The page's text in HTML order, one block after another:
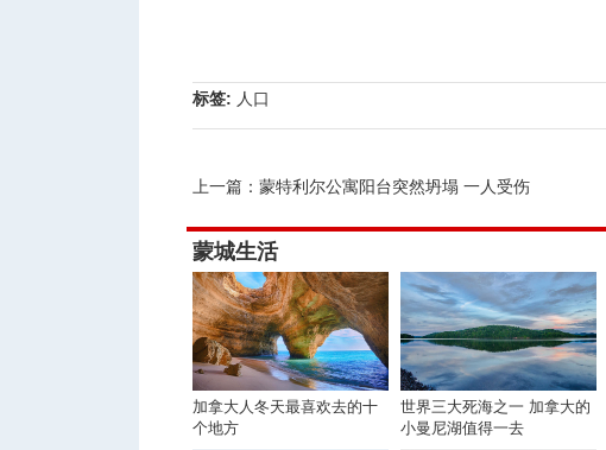
标签: 人口
上一篇： 蒙特利尔公寓阳台突然坍塌 一人受伤
蒙城生活
加拿大人冬天最喜欢去的十
个地方
世界三大死海之一 加拿大的
小曼尼湖值得一去